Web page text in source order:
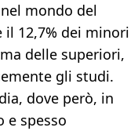
mondo del
12,7% dei minori
delle superiori,
gli studi.
dove però, in
e spesso